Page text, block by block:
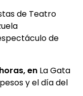
de Teatro
de
en La Gata
y el día del